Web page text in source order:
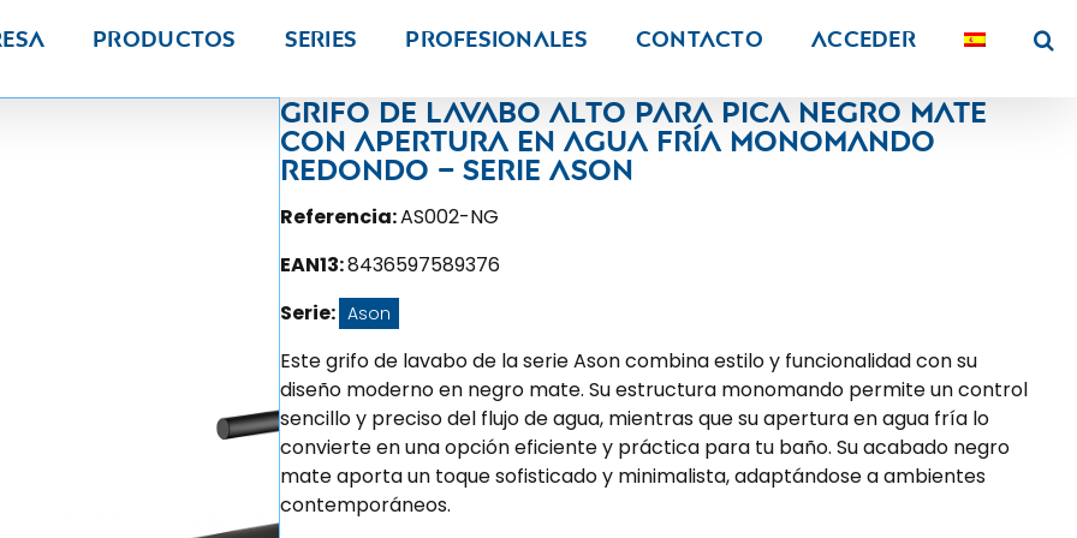
Productos Series PROFESIONALES Contacto Acceder
Grifo de lavabo alto para pica negro mate
con apertura en agua fría monomando
redondo – Serie Ason
Referencia:AS002-NG
EAN13:8436597589376
Serie: Ason
Este grifo de lavabo de la serie Ason combina estilo y funcionalidad con su
diseño moderno en negro mate. Su estructura monomando permite un control
sencillo y preciso del flujo de agua, mientras que su apertura en agua fría lo
convierte en una opción eficiente y práctica para tu baño. Su acabado negro
mate aporta un toque sofisticado y minimalista, adaptándose a ambientes
contemporáneos.